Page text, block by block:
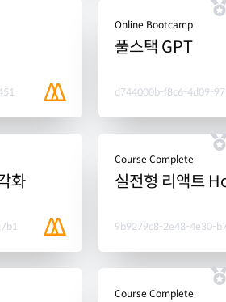
Online Bootcamp
풀스택 GPT
d744000b-f8c6-4d09-
화
Course Complete
실전형 리액트
9b9279c8-2e48-4e30-
Course Complete